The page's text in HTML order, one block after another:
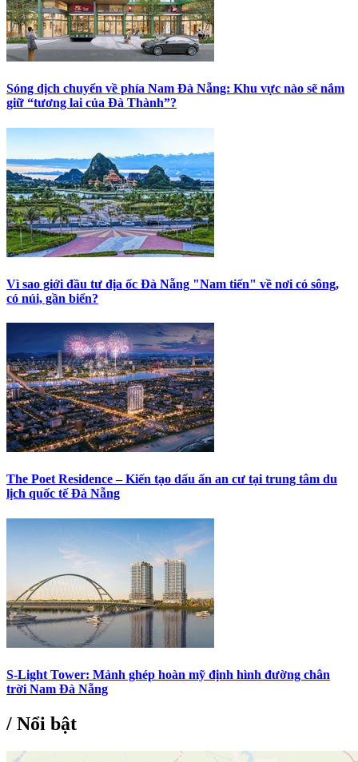
Sóng dịch chuyển về phía Nam Đà Nẵng: Khu vực nào sẽ nắm
giữ “tương lai của Đà Thành”?
Vì sao giới đầu tư địa ốc Đà Nẵng "Nam tiến" về nơi có sông,
có núi, gần biển?
The Poet Residence – Kiến tạo dấu ấn an cư tại trung tâm du
lịch quốc tế Đà Nẵng
S-Light Tower: Mảnh ghép hoàn mỹ định hình đường chân
trời Nam Đà Nẵng
/ Nổi bật